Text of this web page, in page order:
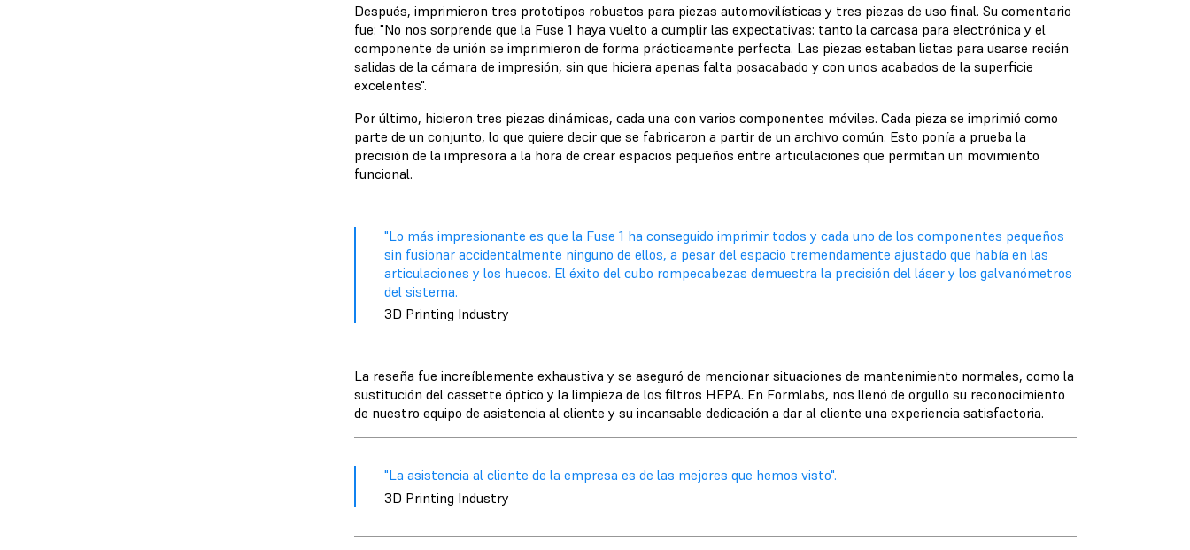
Después, imprimieron tres prototipos robustos para piezas automovilísticas y tres piezas de uso final. Su comentario
fue: "No nos sorprende que la Fuse 1 haya vuelto a cumplir las expectativas: tanto la carcasa para electrónica y el
componente de unión se imprimieron de forma prácticamente perfecta. Las piezas estaban listas para usarse recién
salidas de la cámara de impresión, sin que hiciera apenas falta posacabado y con unos acabados de la superficie
excelentes".
Por último, hicieron tres piezas dinámicas, cada una con varios componentes móviles. Cada pieza se imprimió como
parte de un conjunto, lo que quiere decir que se fabricaron a partir de un archivo común. Esto ponía a prueba la
precisión de la impresora a la hora de crear espacios pequeños entre articulaciones que permitan un movimiento
funcional.
"Lo más impresionante es que la Fuse 1 ha conseguido imprimir todos y cada uno de los componentes pequeños
sin fusionar accidentalmente ninguno de ellos, a pesar del espacio tremendamente ajustado que había en las
articulaciones y los huecos. El éxito del cubo rompecabezas demuestra la precisión del láser y los galvanómetros
del sistema.
3D Printing Industry
La reseña fue increíblemente exhaustiva y se aseguró de mencionar situaciones de mantenimiento normales, como la
sustitución del cassette óptico y la limpieza de los filtros HEPA. En Formlabs, nos llenó de orgullo su reconocimiento
de nuestro equipo de asistencia al cliente y su incansable dedicación a dar al cliente una experiencia satisfactoria.
"La asistencia al cliente de la empresa es de las mejores que hemos visto".
3D Printing Industry